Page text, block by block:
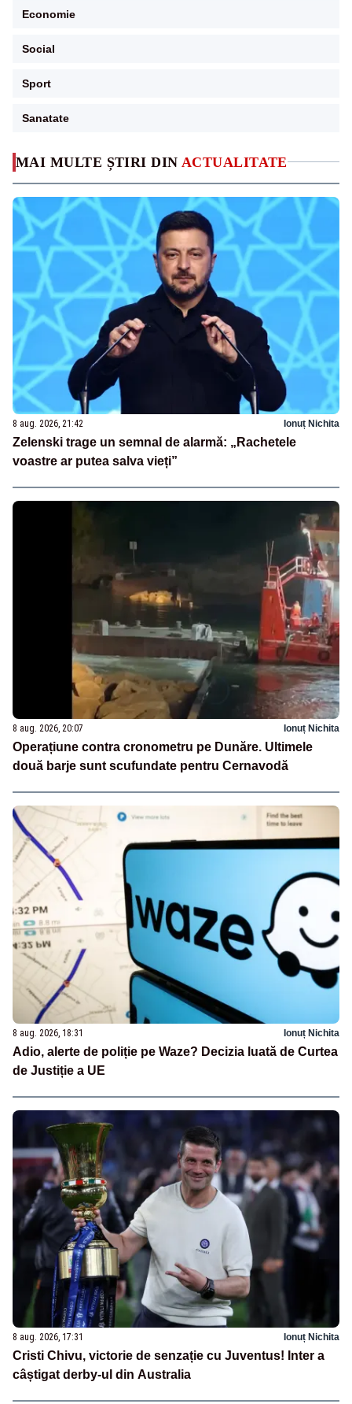
MAI MULTE ȘTIRI DIN ACTUALITATE
8 aug. 2026, 21:42 Ionuț Nichita
Zelenski trage un semnal de alarmă: „Rachetele
voastre ar putea salva vieți”
8 aug. 2026, 20:07 Ionuț Nichita
Operațiune contra cronometru pe Dunăre. Ultimele
două barje sunt scufundate pentru Cernavodă
8 aug. 2026, 18:31 Ionuț Nichita
Adio, alerte de poliție pe Waze? Decizia luată de Curtea
de Justiție a UE
8 aug. 2026, 17:31 Ionuț Nichita
Cristi Chivu, victorie de senzație cu Juventus! Inter a
câștigat derby-ul din Australia
Economie
Social
Sport
Sanatate